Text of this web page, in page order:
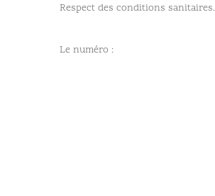
Respect des conditions sanitaires.
Le numéro :